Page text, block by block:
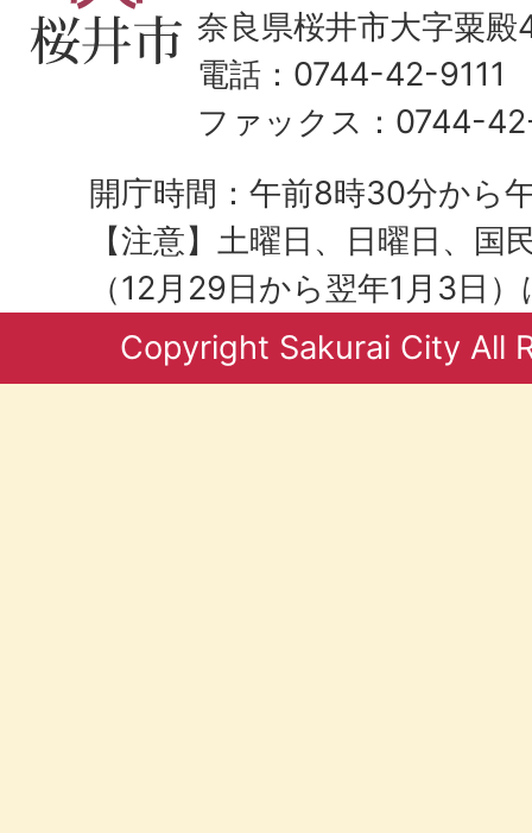
奈良県桜井市大字粟
電話：0744-42-9111
ファックス：0744-
開庁時間：午前8時30分から
【注意】土曜日、日曜日、国
（12月29日から翌年1月3日
Copyright Sakurai City All